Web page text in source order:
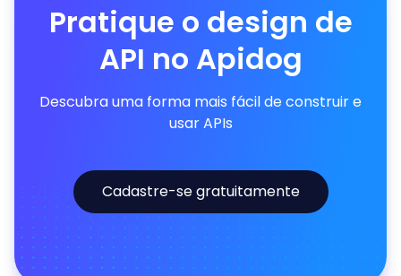
Pratique o design de
API no Apidog
Descubra uma forma mais fácil de construir e
usar APIs
Cadastre-se gratuitamente